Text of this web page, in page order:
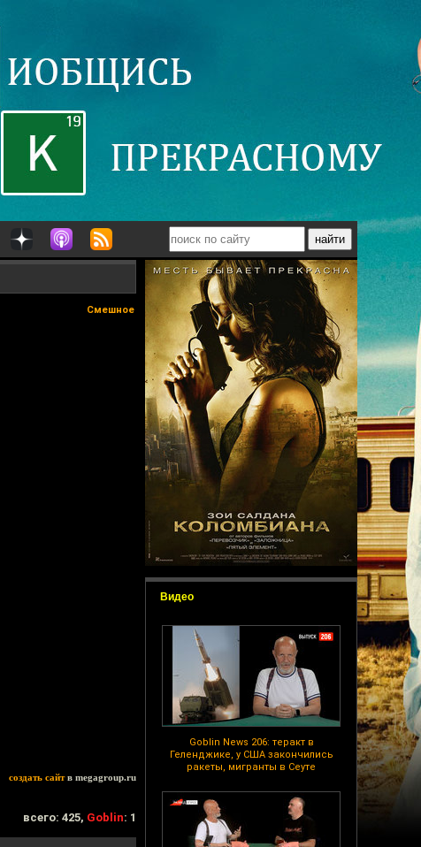
Видео
Goblin News 206: теракт в
Геленджике, у США закончились
ракеты, мигранты в Сеуте
Смешное
создать сайтв megagroup.ru
всего: 425, Goblin: 1